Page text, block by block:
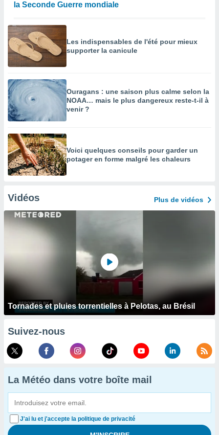
la Seconde Guerre mondiale
Les indispensables de l'été pour mieux
supporter la canicule
Ouragans : une saison plus calme selon la
NOAA… mais le plus dangereux reste-t-il à
venir ?
Voici quelques conseils pour garder un
potager en forme malgré les chaleurs
Vidéos Plus de vidéos
Tornades et pluies torrentielles à Pelotas, au Brésil
Suivez-nous
La Météo dans votre boîte mail
J'ai lu et j'accepte la politique de privacité